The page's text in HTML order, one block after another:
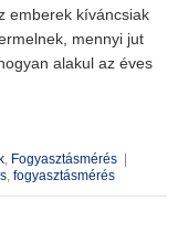
emberek kíváncsiak
mennyi jut
alakul az éves
, Fogyasztásmérés
, fogyasztásmérés